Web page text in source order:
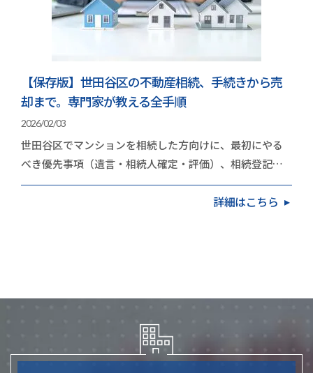
【保存版】世田谷区の不動産相続、手続きから売
却まで。専門家が教える全手順
2026/02/03
世田谷区でマンションを相続した方向けに、最初にやる
べき優先事項（遺言・相続人確定・評価）、相続登記
（2024年4月の義務化）、売却か保有かの判断基準、
詳細はこちら